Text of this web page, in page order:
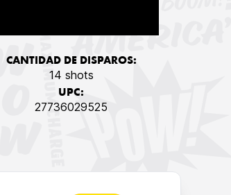
CANTIDAD DE DISPAROS:
14 shots
UPC:
27736029525